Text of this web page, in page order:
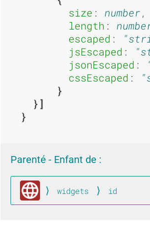
u
s
g
size : number,
length :
escaped :
jsEscaped :
jsonEscaped :
cssEscaped :
Parenté - Enfant de :
Global
widgets id